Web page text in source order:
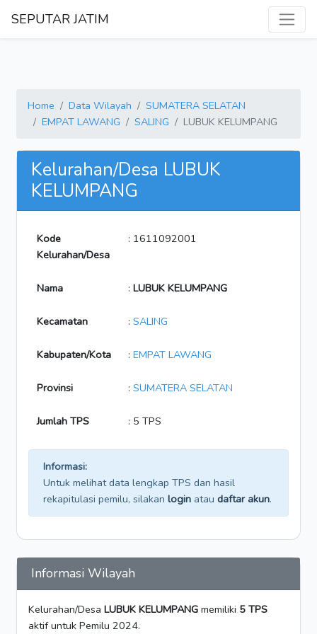
SEPUTAR JATIM
Home Data Wilayah
SUMATERA SELATAN
EMPAT LAWANG
SALING LUBUK KELUMPANG
Kelurahan/Desa LUBUK
KELUMPANG
Kode
Kelurahan/Desa
: 1611092001
Nama : LUBUK KELUMPANG
Kecamatan : SALING
Kabupaten/Kota : EMPAT LAWANG
Provinsi : SUMATERA SELATAN
Jumlah TPS : 5 TPS
Informasi:
Untuk melihat data lengkap TPS dan hasil
rekapitulasi pemilu, silakan login atau daftar akun.
Informasi Wilayah
Kelurahan/Desa LUBUK KELUMPANG memiliki 5 TPS
aktif untuk Pemilu 2024.